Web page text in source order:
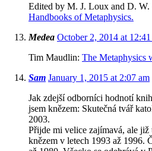
Edited by M. J. Loux and D. W.
Handbooks of Metaphysics.
Medea October 2, 2014 at
Tim Maudlin: The Metaphysics
Sam January 1, 2015 at 2:07 am
Jak zdejší odborníci hodnotí
jsem knězem: Skutečná tvář
2003.
Přijde mi velice zajímavá, ale
knězem v letech 1993 až 1996.